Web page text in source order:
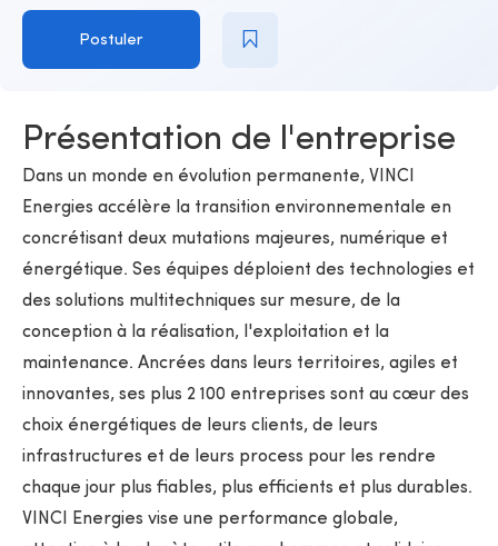
Postuler
Présentation de l'entreprise
Dans un monde en évolution permanente, VINCI
Energies accélère la transition environnementale en
concrétisant deux mutations majeures, numérique et
énergétique. Ses équipes déploient des technologies et
des solutions multitechniques sur mesure, de la
conception à la réalisation, l'exploitation et la
maintenance. Ancrées dans leurs territoires, agiles et
innovantes, ses plus 2 100 entreprises sont au cœur des
choix énergétiques de leurs clients, de leurs
infrastructures et de leurs process pour les rendre
chaque jour plus fiables, plus efficients et plus durables.
VINCI Energies vise une performance globale,